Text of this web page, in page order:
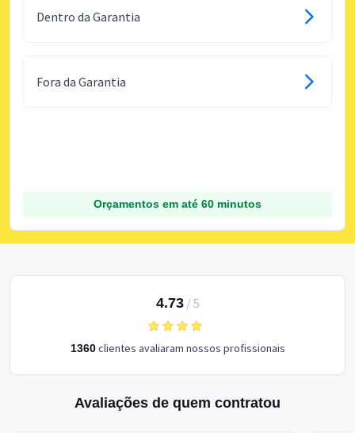
Dentro da Garantia
Fora da Garantia
Orçamentos em até 60 minutos
4.73/ 5
1360clientes avaliaram nossos profissionais
Avaliações de quem contratou